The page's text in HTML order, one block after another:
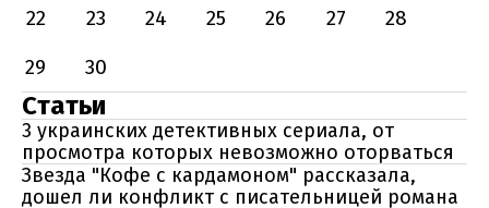
22
23 24 25 26 27
28
29
30
Статьи
3 украинских детективных сериала, от
просмотра которых невозможно оторваться
Звезда "Кофе с кардамоном" рассказала,
дошел ли конфликт с писательницей романа